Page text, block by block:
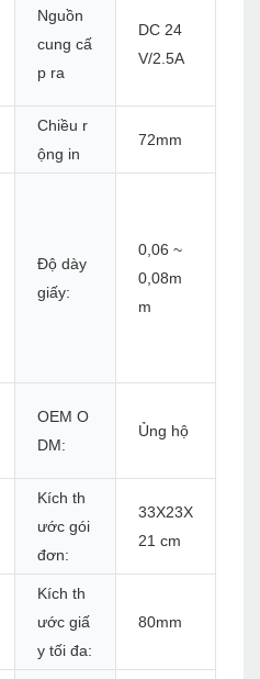
Nguồn
cung cấ
p ra
DC 24
V/2.5A
Chiều r
ộng in
72mm
Độ dày
giấy:
0,06 ~
0,08m
m
OEM O
DM:
Ủng hộ
Kích th
ước gói
đơn:
33X23X
21 cm
Kích th
ước giấ
y tối đa:
80mm